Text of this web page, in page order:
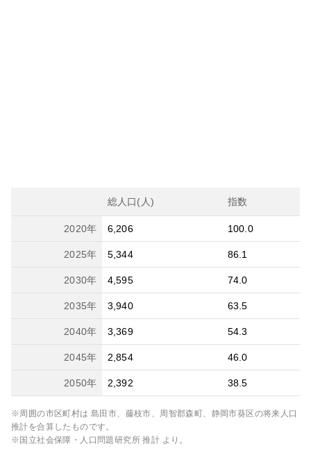
総人口(人) 指数
2020年 6,206 100.0
2025年 5,344 86.1
2030年 4,595 74.0
2035年 3,940 63.5
2040年 3,369 54.3
2045年 2,854 46.0
2050年 2,392 38.5
※周囲の市区町村は 島田市、藤枝市、周智郡森町、静岡市葵区の将来人口
推計を合算したものです。
※国立社会保障・人口問題研究所 推計 より。